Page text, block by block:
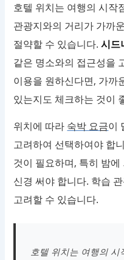
호텔 위치는 여행의 시작
관광지와의 거리가 가까
절약할 수 있습니다.시드
같은 명소와의 접근성을
이용을 원하신다면, 가까
있는지도 체크하는 것이
위치에 따라 숙박 요금이
고려하여 선택하여야 합
것이 필요하며, 특히 밤
신경 써야 합니다. 학습
고려할 수 있습니다.
호텔 위치는 여행의